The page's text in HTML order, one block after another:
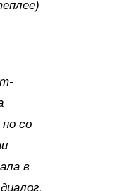
со
в